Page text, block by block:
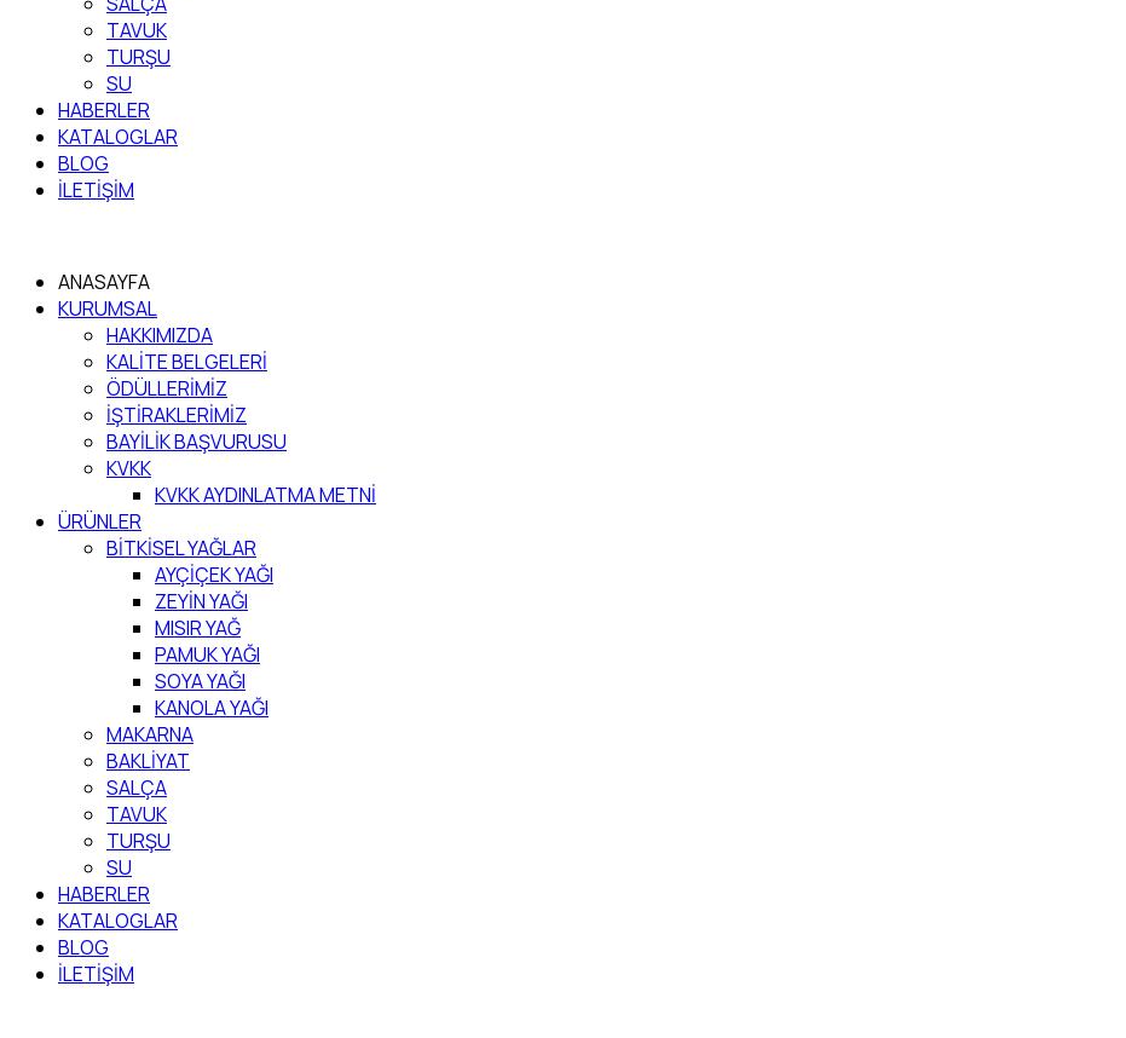
TAVUK
TURŞU
SU
HABERLER
KATALOGLAR
BLOG
İLETİŞİM
ANASAYFA
KURUMSAL
HAKKIMIZDA
KALİTE BELGELERİ
ÖDÜLLERİMİZ
İŞTİRAKLERİMİZ
BAYİLİK BAŞVURUSU
KVKK
KVKK AYDINLATMA METNİ
ÜRÜNLER
BİTKİSEL YAĞLAR
AYÇİÇEK YAĞI
ZEYİN YAĞI
MISIR YAĞ
PAMUK YAĞI
SOYA YAĞI
KANOLA YAĞI
MAKARNA
BAKLİYAT
SALÇA
TAVUK
TURŞU
SU
HABERLER
KATALOGLAR
BLOG
İLETİŞİM